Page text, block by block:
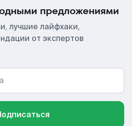
предложениями
лучшие лайфхаки,
от экспертов